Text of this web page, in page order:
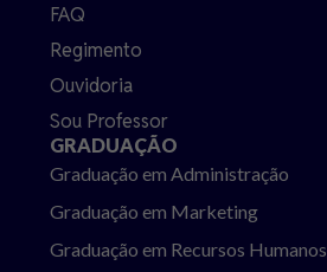
FAQ
Regimento
Ouvidoria
Sou Professor
GRADUAÇÃO
Graduação em Administração
Graduação em Marketing
Graduação em Recursos Humanos